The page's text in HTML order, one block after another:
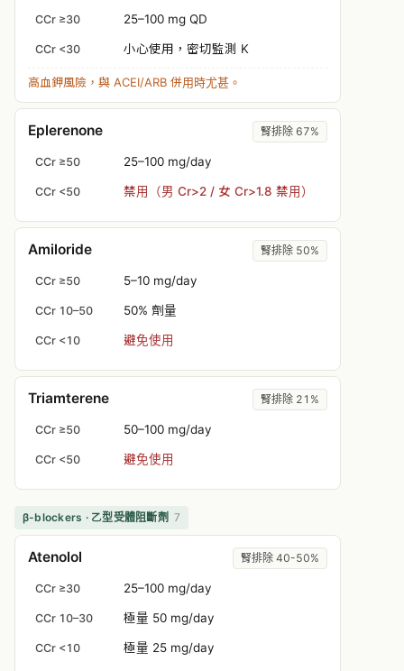
CCr ≥30 25–100 mg QD
CCr <30 小心使用，密切監測 K
高血鉀風險，與 ACEI/ARB 併用時尤甚。
Eplerenone 腎排除 67%
CCr ≥50 25–100 mg/day
CCr <50 禁用（男 Cr>2 / 女 Cr>1.8 禁用）
Amiloride 腎排除 50%
CCr ≥50 5–10 mg/day
CCr 10–50 50% 劑量
CCr <10 避免使用
Triamterene 腎排除 21%
CCr ≥50 50–100 mg/day
CCr <50 避免使用
β-blockers · 乙型受體阻斷劑 7
Atenolol 腎排除 40-50%
CCr ≥30 25–100 mg/day
CCr 10–30 極量 50 mg/day
CCr <10 極量 25 mg/day